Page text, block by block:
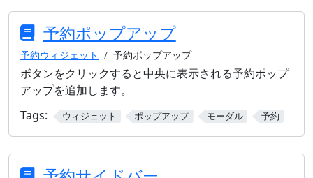
予約ポップアップ
予約ウィジェット 予約ポップアップ
ボタンをクリックすると中央に表示される予約ポップ
アップを追加します。
Tags:
ウィジェット ポップアップ モーダル 予約